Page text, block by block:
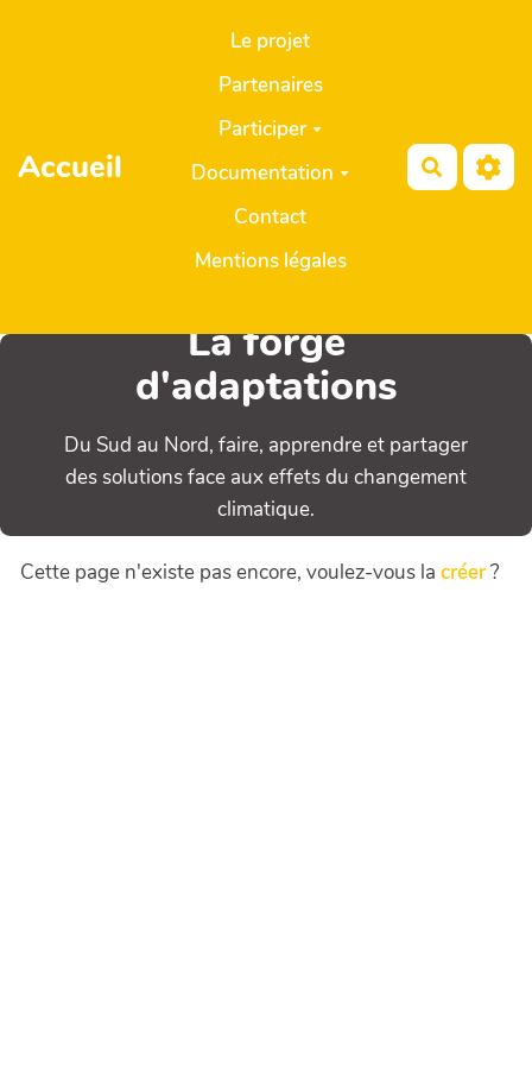
Aller au contenu principal
Accueil
Le projet
Partenaires
Participer
Documentation
Contact
Mentions légales
La forge
d'adaptations
Du Sud au Nord, faire, apprendre et partager
des solutions face aux effets du changement
climatique.
Cette page n'existe pas encore, voulez-vous la créer?